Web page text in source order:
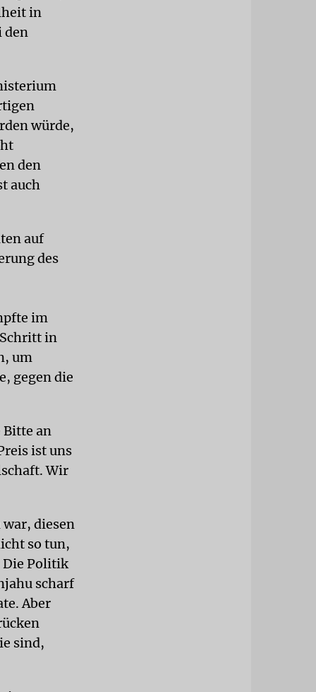
in
den
würde,
den
auch
auf
des
im
in
um
gegen die
Bitte an
ist uns
Wir
diesen
so tun,
Die Politik
scharf
Aber
sind,